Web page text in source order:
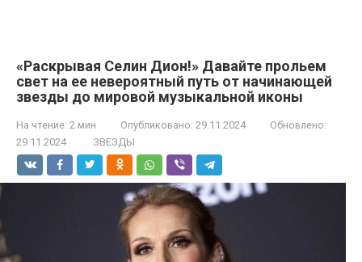
«Раскрывая Селин Дион!» Давайте прольем
свет на ее невероятный путь от начинающей
звезды до мировой музыкальной иконы
На чтение: 2 мин Опубликовано: 29.11.2024
Обновлено:
29.11.2024
ЗВЕЗДЫ